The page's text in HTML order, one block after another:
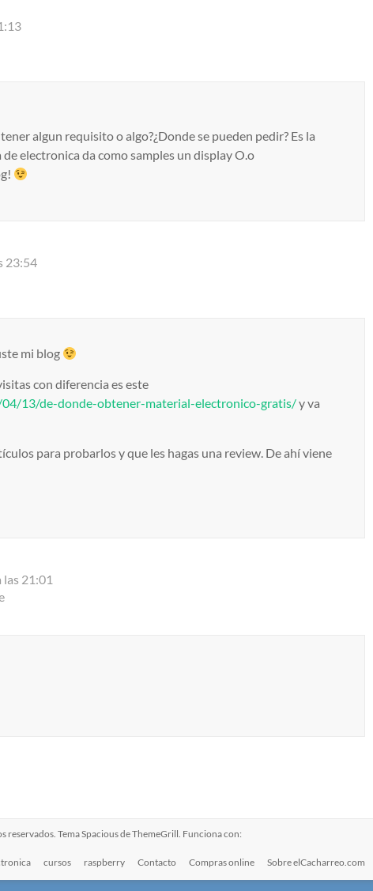
algun requisito o algo?¿Donde se pueden pedir? Es la
electronica da como samples un display O.o
23:54
mi blog
con diferencia es este
13/de-donde-obtener-material-electronico-gratis/y va
para probarlos y que les hagas una review. De ahí viene
21:01
reservados. TemaSpaciousde ThemeGrill. Funciona con:
cursos raspberry Contacto Compras online Sobre elCacharreo.com